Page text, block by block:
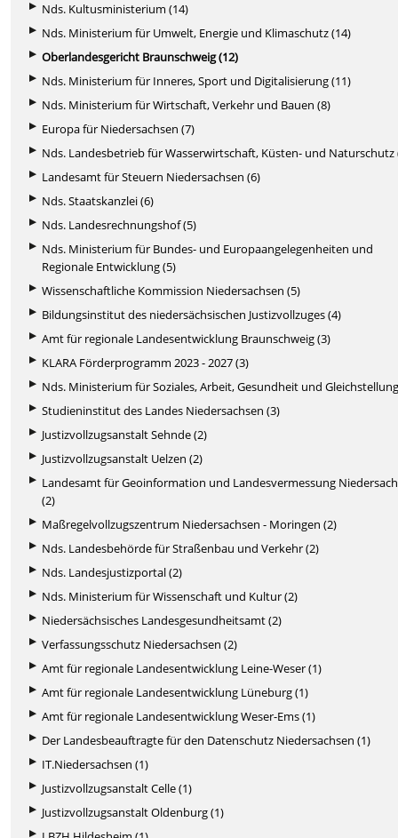
Nds. Kultusministerium (14)
Nds. Ministerium für Umwelt, Energie und Klimaschutz (14)
Oberlandesgericht Braunschweig (12)
Nds. Ministerium für Inneres, Sport und Digitalisierung (11)
Nds. Ministerium für Wirtschaft, Verkehr und Bauen (8)
Europa für Niedersachsen (7)
Nds. Landesbetrieb für Wasserwirtschaft, Küsten- und Naturschutz
Landesamt für Steuern Niedersachsen (6)
Nds. Staatskanzlei (6)
Nds. Landesrechnungshof (5)
Nds. Ministerium für Bundes- und Europaangelegenheiten und
Regionale Entwicklung (5)
Wissenschaftliche Kommission Niedersachsen (5)
Bildungsinstitut des niedersächsischen Justizvollzuges (4)
Amt für regionale Landesentwicklung Braunschweig (3)
KLARA Förderprogramm 2023 - 2027 (3)
Nds. Ministerium für Soziales, Arbeit, Gesundheit und
Studieninstitut des Landes Niedersachsen (3)
Justizvollzugsanstalt Sehnde (2)
Justizvollzugsanstalt Uelzen (2)
Landesamt für Geoinformation und Landesvermessung
(2)
Maßregelvollzugszentrum Niedersachsen - Moringen (2)
Nds. Landesbehörde für Straßenbau und Verkehr (2)
Nds. Landesjustizportal (2)
Nds. Ministerium für Wissenschaft und Kultur (2)
Niedersächsisches Landesgesundheitsamt (2)
Verfassungsschutz Niedersachsen (2)
Amt für regionale Landesentwicklung Leine-Weser (1)
Amt für regionale Landesentwicklung Lüneburg (1)
Amt für regionale Landesentwicklung Weser-Ems (1)
Der Landesbeauftragte für den Datenschutz Niedersachsen (1)
IT.Niedersachsen (1)
Justizvollzugsanstalt Celle (1)
Justizvollzugsanstalt Oldenburg (1)